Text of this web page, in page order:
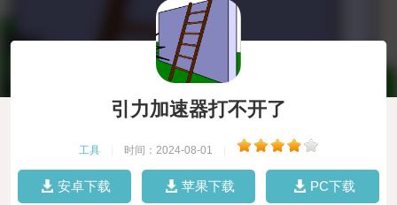
引力加速器打不开了
工具 时间：2024-08-01
安卓下载 苹果下载 PC下载